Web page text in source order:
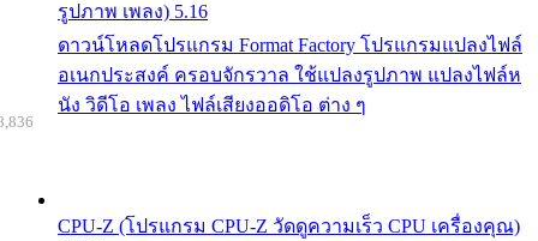
รูปภาพ เพลง) 5.16
ดาวน์โหลดโปรแกรม Format Factory โปรแกรมแปลงไฟล์
อเนกประสงค์ ครอบจักรวาล ใช้แปลงรูปภาพ แปลงไฟล์ห
นัง วิดีโอ เพลง ไฟล์เสียงออดิโอ ต่าง ๆ
CPU-Z (โปรแกรม CPU-Z วัดดูความเร็ว CPU เครื่องคุณ)